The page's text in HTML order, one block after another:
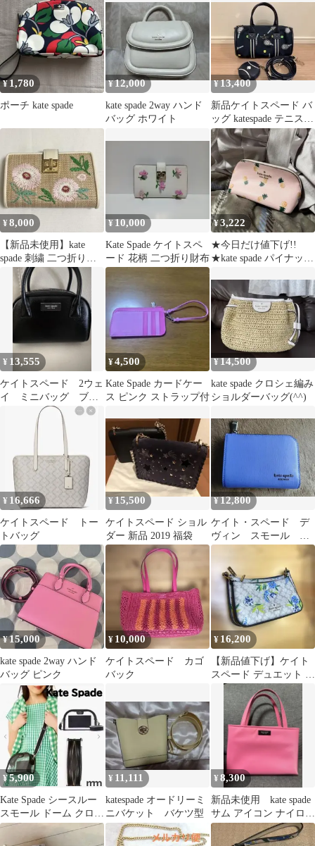
¥ 1,780
ポーチ kate spade
¥12,000
kate spade 2way ハンド
バッグ ホワイト
¥13,400
新品ケイトスペード バ
ッグ katespade テニス
2way ショルダー福袋
¥8,000
【新品未使用】kate
spade 刺繍 二つ折り財
布 フラワー
¥10,000
Kate Spade ケイトスペ
ード 花柄 二つ折り財布
¥3,222
★今日だけ値下げ!!
★kate spade パイナップ
¥ 13,555
ケイトスペード 2ウェ
イ ミニバッグ ブラ
¥4,500
Kate Spade カードケー
ス ピンク ストラップ付
¥14,500
kate spade クロシェ編み
ショルダーバッグ(^^)
¥ 16,666
ケイトスペード トー
トバッグ
¥15,500
ケイトスペード ショル
ダー 新品 2019 福袋
¥12,800
ケイト・スペード デ
ヴィン スモール コ
ンパクト ウォレット
¥15,000
kate spade 2way ハンド
バッグ ピンク
¥ 10,000
ケイトスペード カゴ
バック
¥ 16,200
【新品値下げ】ケイト
スペード デュエット ス
ペードフラワー クロス
ボディバッグ
¥5,900
Kate Spade シースルー
スモール ドーム クロス
ボディ 新品未使用
¥ 11,111
katespade オードリーミ
ニバケット バケツ型
¥8,300
新品未使用 kate spade
サム アイコン ナイロン
スモール トート